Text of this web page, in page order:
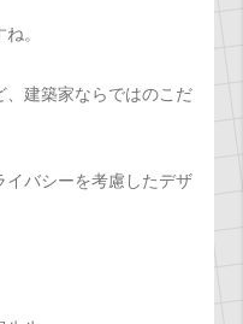
。
建築家ならではのこだ
バシーを考慮したデザ